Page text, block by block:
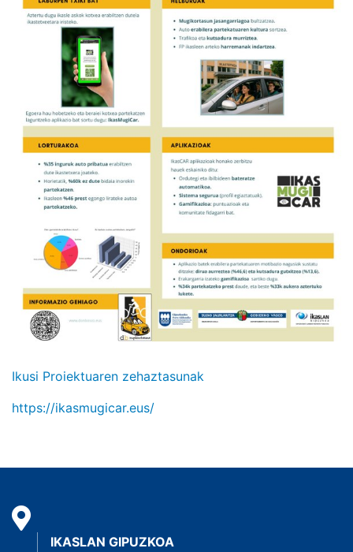
Ikusi Proiektuaren zehaztasunak
https://ikasmugicar.eus/
IKASLAN GIPUZKOA